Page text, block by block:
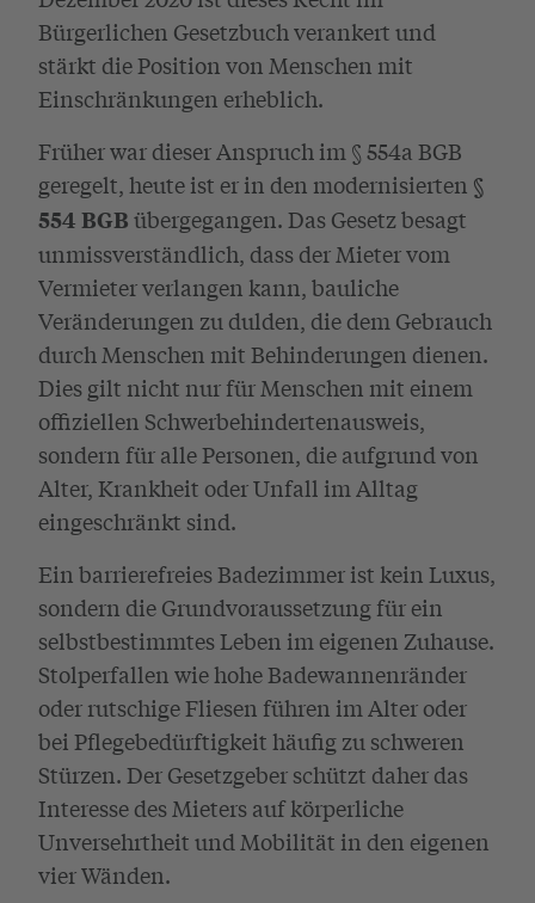
Bürgerlichen Gesetzbuch verankert und
stärkt die Position von Menschen mit
Einschränkungen erheblich.
Früher war dieser Anspruch im § 554a BGB
geregelt, heute ist er in den modernisierten §
554 BGB übergegangen. Das Gesetz besagt
unmissverständlich, dass der Mieter vom
Vermieter verlangen kann, bauliche
Veränderungen zu dulden, die dem Gebrauch
durch Menschen mit Behinderungen dienen.
Dies gilt nicht nur für Menschen mit einem
offiziellen Schwerbehindertenausweis,
sondern für alle Personen, die aufgrund von
Alter, Krankheit oder Unfall im Alltag
eingeschränkt sind.
Ein barrierefreies Badezimmer ist kein Luxus,
sondern die Grundvoraussetzung für ein
selbstbestimmtes Leben im eigenen Zuhause.
Stolperfallen wie hohe Badewannenränder
oder rutschige Fliesen führen im Alter oder
bei Pflegebedürftigkeit häufig zu schweren
Stürzen. Der Gesetzgeber schützt daher das
Interesse des Mieters auf körperliche
Unversehrtheit und Mobilität in den eigenen
vier Wänden.